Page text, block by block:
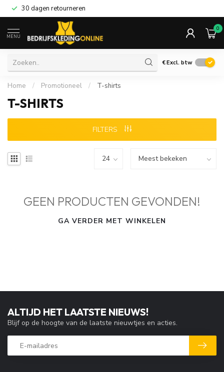
30 dagen retourneren
MENU
0
€Excl. btw
Home / Promotioneel / T-shirts
T-SHIRTS
FILTERS
GEEN PRODUCTEN GEVONDEN!
GA VERDER MET WINKELEN
ALTIJD HET LAATSTE NIEUWS!
Blijf op de hoogte van de laatste nieuwtjes en acties.